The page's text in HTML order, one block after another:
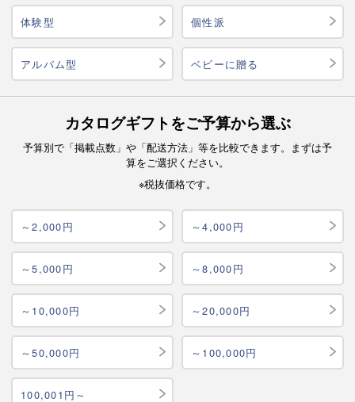
体験型 個性派
アルバム型 ベビーに贈る
カタログギフトをご予算から選ぶ
予算別で「掲載点数」や「配送方法」等を比較できます。まずは予
算をご選択ください。
※税抜価格です。
～2,000円 ～4,000円
～5,000円 ～8,000円
～10,000円 ～20,000円
～50,000円 ～100,000円
100,001円～